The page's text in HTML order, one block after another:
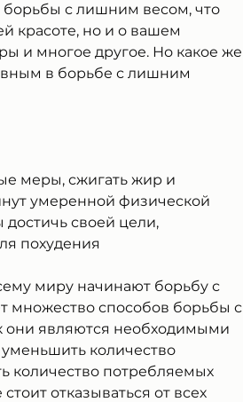
борьбы с лишним весом, что
красоте, но и о вашем
и многое другое. Но какое же
в борьбе с лишним
меры, сжигать жир и
умеренной физической
достичь своей цели,
похудения
миру начинают борьбу с
множество способов борьбы с
они являются необходимыми
количество
количество потребляемых
отказываться от всех